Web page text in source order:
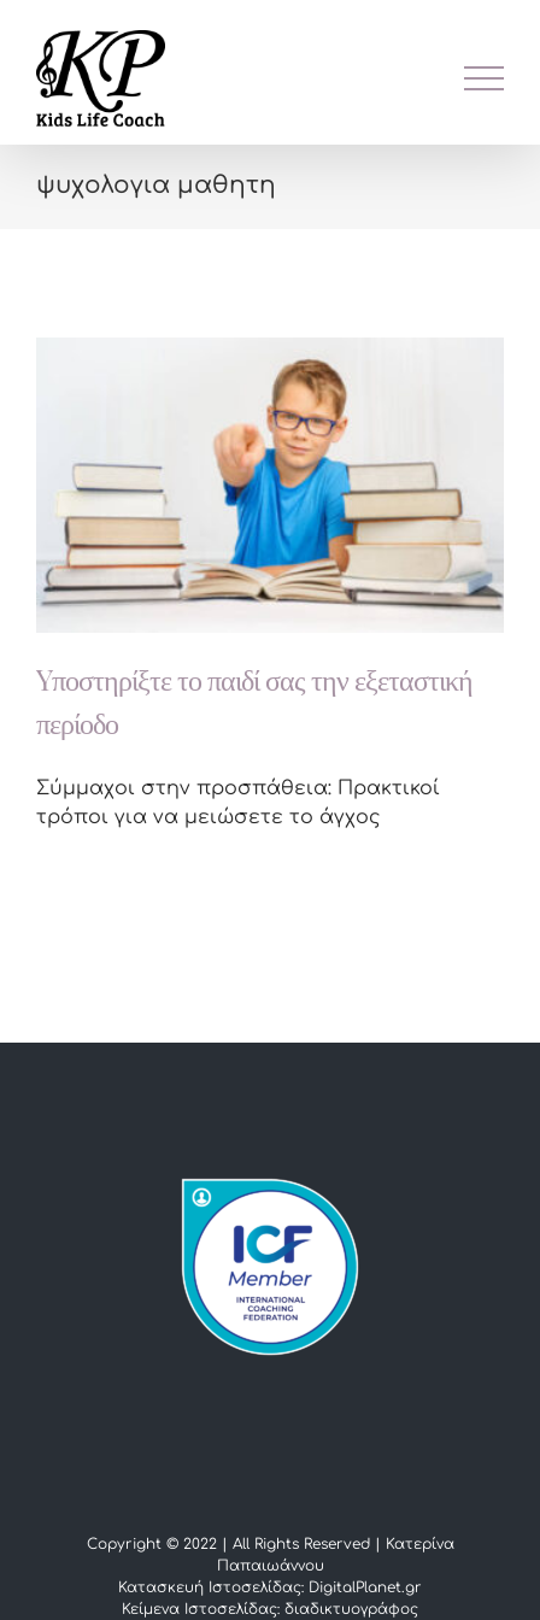
content
ψυχολογια μαθητη
Yποστηρίξτε το παιδί σας την εξεταστική
περίοδο
Σύμμαχοι στην προσπάθεια: Πρακτικοί
τρόποι για να μειώσετε το άγχος
Copyright © 2022 | All Rights Reserved |
Κατερίνα
Παπαιωάννου
Κατασκευή Ιστοσελίδας: DigitalPlanet.gr
Κείμενα Ιστοσελίδας: διαδικτυογράφος